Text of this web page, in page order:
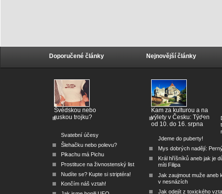
Doporučené články
Švédskou nebo
ruskou trojku?
Svatební účesy
Šlehačku nebo polevu?
Pikachu má Pichu
Prostituce na živnostenský list
Nudíte se? Kupte si striptéra!
Končím náš vztah!
Nejnovější články
Kam za kulturou a na
výlety v Česku: Týden
od 10. do 16. srpna
Jdeme do puberty!
Mys dobrých nadějí:
Král hříšníků aneb jak je
míti Filipa
Jak zaujmout muže aneb
v nesnázích
Jak odejít z toxického